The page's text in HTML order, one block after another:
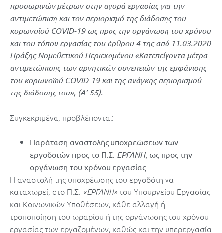
προσωρινών μέτρων στην αγορά εργασίας για την
αντιμετώπιση και τον περιορισμό της διάδοσης του
κορωνοϊού COVID-19 ως προς την οργάνωση του χρόνου
και του τόπου εργασίας του άρθρου 4 της από 11.03.2020
Πράξης Νομοθετικού Περιεχομένου «Κατεπείγοντα μέτρα
αντιμετώπισης των αρνητικών συνεπειών της εμφάνισης
του κορωνοϊού COVID-19 και της ανάγκης περιορισμού
της διάδοσης του», (Α’ 55).
Συγκεκριμένα, προβλέπονται:
Παράταση αναστολής υποχρεώσεων των
εργοδοτών προς το Π.Σ. ΕΡΓΑΝΗ, ως προς την
οργάνωση του χρόνου εργασίας
Η αναστολή της υποχρέωσης του εργοδότη να
καταχωρεί, στο Π.Σ. «ΕΡΓΑΝΗ» του Υπουργείου Εργασίας
και Κοινωνικών Υποθέσεων, κάθε αλλαγή ή
τροποποίηση του ωραρίου ή της οργάνωσης του χρόνου
εργασίας των εργαζομένων, καθώς και την υπερεργασία